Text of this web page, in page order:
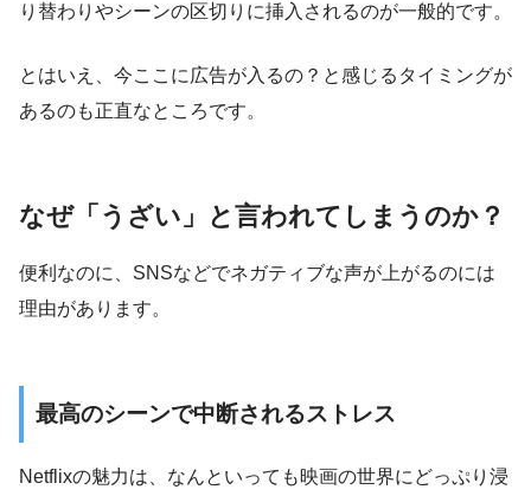
り替わりやシーンの区切りに挿入されるのが一般的です。
とはいえ、今ここに広告が入るの？と感じるタイミングが
あるのも正直なところです。
なぜ「うざい」と言われてしまうのか？
便利なのに、SNSなどでネガティブな声が上がるのには
理由があります。
最高のシーンで中断されるストレス
Netflixの魅力は、なんといっても映画の世界にどっぷり浸